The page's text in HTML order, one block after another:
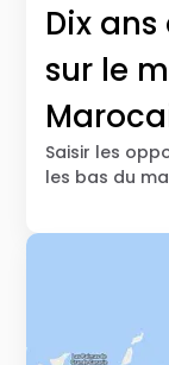
Dix
sur le
Saisir les
les bas du